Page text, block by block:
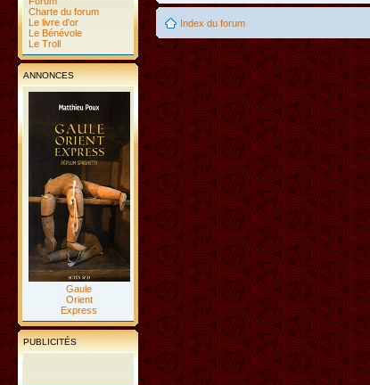
Charte du forum
Le livre d'or
Le Bénévole
Le Troll
ANNONCES
Gaule
Orient
Express
PUBLICITÉS
Index du forum